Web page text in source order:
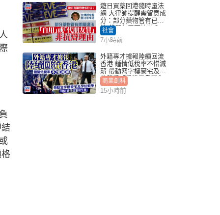
遊日買藥回港隨時墮法
網 大律師提醒需留意成
分：部分藥物管有已違
法 代朋友買可抗辯？
社會
7小時前
外籍專才據報陸續回流
香港 鍾情低稅率不惜減
薪 帶動寫字樓豪宅及學
位競爭「香港已重現生
機」
商業創科
15小時前